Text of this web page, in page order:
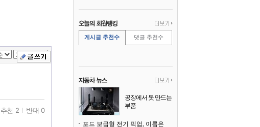
추천 2 반대 0
게시글 추천수 댓글 추천수
공장에서 못 만드는
부품
어낸다